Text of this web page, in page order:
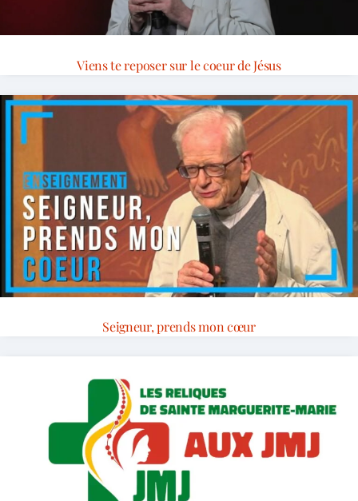
Viens te reposer sur le coeur de Jésus
Seigneur, prends mon cœur